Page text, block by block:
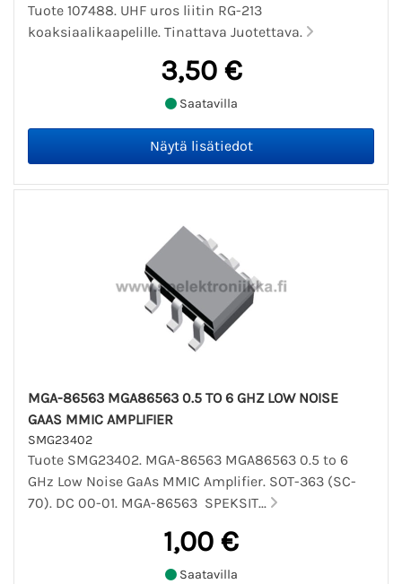
Tuote 107488. UHF uros liitin RG-213
koaksiaalikaapelille. Tinattava Juotettava.
3,50 €
Saatavilla
MGA-86563 MGA86563 0.5 TO 6 GHZ LOW NOISE
GAAS MMIC AMPLIFIER
SMG23402
Tuote SMG23402. MGA-86563 MGA86563 0.5 to 6
GHz Low Noise GaAs MMIC Amplifier. SOT-363 (SC-
70). DC 00-01. MGA-86563 SPEKSIT...
1,00 €
Saatavilla